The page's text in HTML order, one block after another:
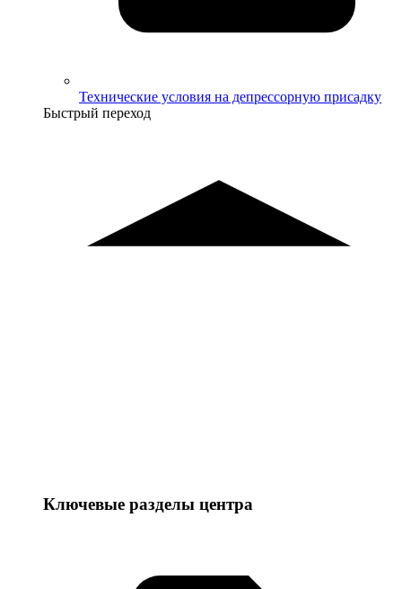
Технические условия на депрессорную присадку
Быстрый переход
Ключевые разделы центра